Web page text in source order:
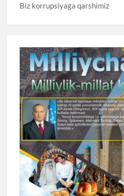
Biz korrupsiyaga qarshimiz